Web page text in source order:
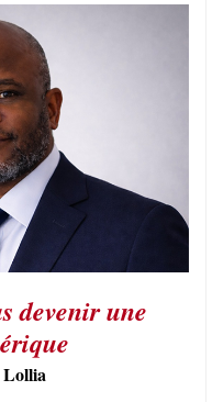
devenir une
Lollia